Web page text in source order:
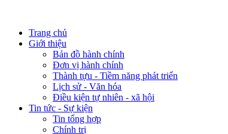
Trang chủ
Giới thiệu
Bản đồ hành chính
Đơn vị hành chính
Thành tựu - Tiềm năng phát triển
Lịch sử - Văn hóa
Điều kiện tự nhiên - xã hội
Tin tức - Sự kiện
Tin tổng hợp
Chính trị